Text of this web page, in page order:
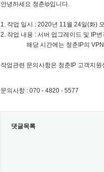
안녕하세요 청춘ip입니다.
1. 작업 일시 : 2020년 11월 24일(화)
2. 작업 내용 : 서버 업그레이드 및 IP변
해당 시간에는 청춘IP의 VPN 유
작업관련 문의사항은 청춘IP 고객지
문의사항 : 070 - 4820 - 5577
댓글목록